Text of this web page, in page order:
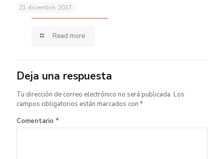
21 diciembre, 2017
Pies secos
Read more
Deja una respuesta
Tu dirección de correo electrónico no será publicada. Los
campos obligatorios están marcados con *
Comentario *